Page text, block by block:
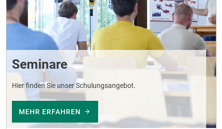
Seminare
Hier finden Sie unser Schulungsangebot.
MEHR ERFAHREN